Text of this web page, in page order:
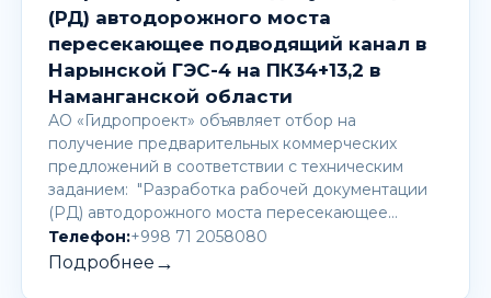
(РД) автодорожного моста
пересекающее подводящий канал в
Нарынской ГЭС-4 на ПК34+13,2 в
Наманганской области
АО «Гидропроект» объявляет отбор на
получение предварительных коммерческих
предложений в соответствии с техническим
заданием: "Разработка рабочей документации
(РД) автодорожного моста пересекающее…
Телефон:+998 71 2058080
Подробнее →